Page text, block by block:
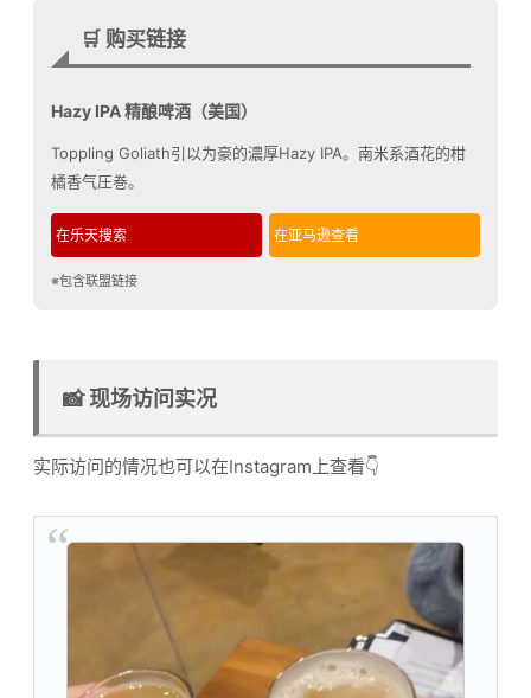
🛒 购买链接
Hazy IPA 精酿啤酒（美国）
Toppling Goliath引以为豪的濃厚Hazy IPA。南米系酒花的柑
橘香气圧巻。
在乐天搜索 在亚马逊查看
※包含联盟链接
📸 现场访问实况
实际访问的情况也可以在Instagram上查看👇